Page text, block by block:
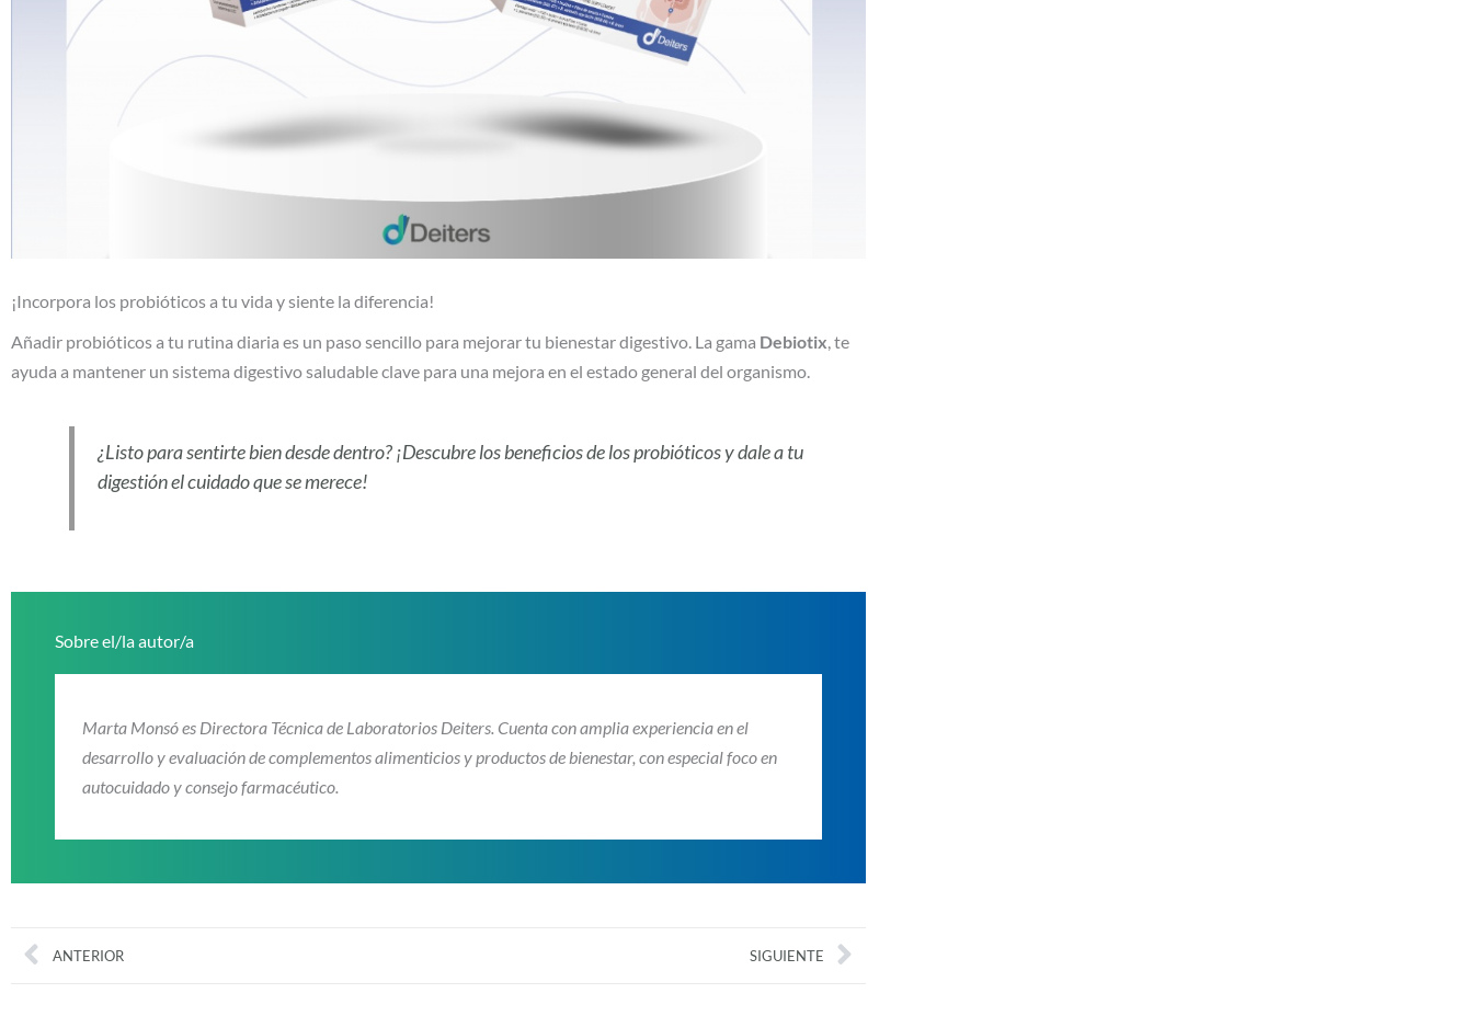
¡Incorpora los probióticos a tu vida y siente la diferencia!
Añadir probióticos a tu rutina diaria es un paso sencillo para mejorar tu bienestar digestivo. La gama Debiotix, te
ayuda a mantener un sistema digestivo saludable clave para una mejora en el estado general del organismo.
¿Listo para sentirte bien desde dentro? ¡Descubre los beneficios de los probióticos y dale a tu
digestión el cuidado que se merece!
Sobre el/la autor/a
Marta Monsó es Directora Técnica de Laboratorios Deiters. Cuenta con amplia experiencia en el
desarrollo y evaluación de complementos alimenticios y productos de bienestar, con especial foco en
autocuidado y consejo farmacéutico.
PrevANTERIOR SIGUIENTENext